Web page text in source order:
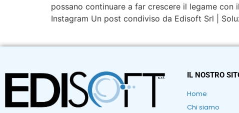
possano continuare a far crescere il legame
Instagram Un post condiviso da Edisoft Srl |
IL NOSTRO
Home
Chi siamo